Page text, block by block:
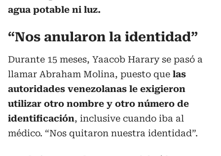
agua potable ni luz.
“Nos anularon la identidad”
Durante 15 meses, Yaacob Harary se pasó a
llamar Abraham Molina, puesto que las
autoridades venezolanas le exigieron
utilizar otro nombre y otro número de
identificación, inclusive cuando iba al
médico. “Nos quitaron nuestra identidad”.